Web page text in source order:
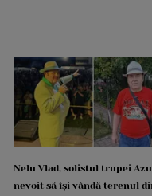
Nelu Vlad, solistul trupei
nevoit să își vândă terenul